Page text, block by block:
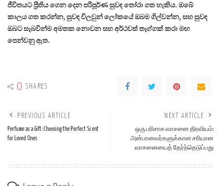
ජීවිතයට ප්‍රීතිය ගෙන දෙන පරිපූර්ණ සුවඳ තෝරා ගත හැකිය. ඔබේ
කාලය ගත කරන්න, සුවඳ විලවුන් ලෝකයේ ඔබම ගිල්වන්න, සහ සුවඳ
ඔබට සැබවින්ම අමතක නොවන සහ අර්ථවත් තෑග්ගක් කරා මඟ
පෙන්වනු ඇත.
0 SHARES
PREVIOUS ARTICLE
Perfume as a Gift: Choosing the Perfect Scent
for Loved Ones
NEXT ARTICLE
ஒரு பரிசாக வாசனை திரவியம்:
அன்பானவர்களுக்கான சரியான
வாசனையைத் தேர்ந்தெடுப்பது